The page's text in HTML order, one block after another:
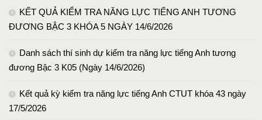
KẾT QUẢ KIỂM TRA NĂNG LỰC TIẾNG ANH TƯƠNG
ĐƯƠNG BẬC 3 KHÓA 5 NGÀY 14/6/2026
Danh sách thí sinh dự kiểm tra năng lực tiếng Anh tương
đương Bậc 3 K05 (Ngày 14/6/2026)
Kết quả kỳ kiểm tra năng lực tiếng Anh CTUT khóa 43 ngày
17/5/2026